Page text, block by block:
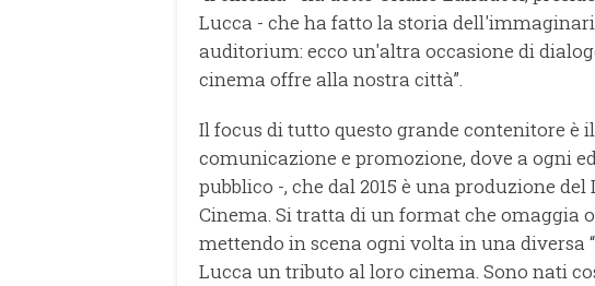
Lucca - che ha fatto la storia
auditorium: ecco un'altra occasione di
cinema offre alla nostra città”.
Il focus di tutto questo grande contenitore è
comunicazione e promozione, dove a ogni
pubblico -, che dal 2015 è una produzione
Cinema. Si tratta di un format che omaggia
mettendo in scena ogni volta in una diversa
Lucca un tributo al loro cinema. Sono nati